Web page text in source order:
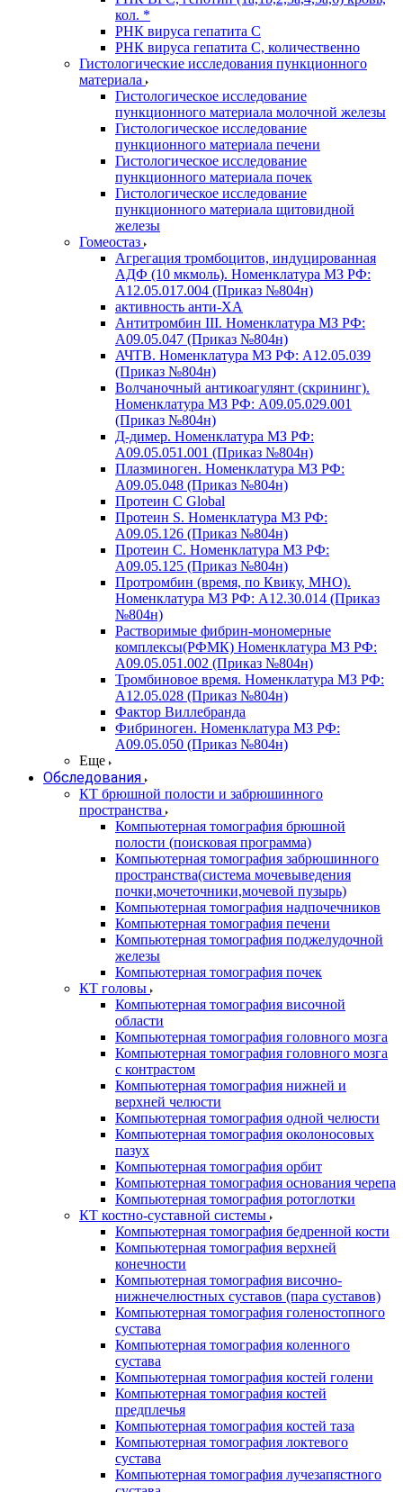
кол. *
РНК вируса гепатита C
РНК вируса гепатита C, количественно
Гистологические исследования пункционного
материала
Гистологическое исследование
пункционного материала молочной железы
Гистологическое исследование
пункционного материала печени
Гистологическое исследование
пункционного материала почек
Гистологическое исследование
пункционного материала щитовидной
железы
Гомеостаз
Агрегация тромбоцитов, индуцированная
АДФ (10 мкмоль). Номенклатура МЗ РФ:
A12.05.017.004 (Приказ №804н)
активность анти-ХА
Антитромбин III. Номенклатура МЗ РФ:
A09.05.047 (Приказ №804н)
АЧТВ. Номенклатура МЗ РФ: A12.05.039
(Приказ №804н)
Волчаночный антикоагулянт (скрининг).
Номенклатура МЗ РФ: A09.05.029.001
(Приказ №804н)
Д-димер. Номенклатура МЗ РФ:
A09.05.051.001 (Приказ №804н)
Плазминоген. Номенклатура МЗ РФ:
A09.05.048 (Приказ №804н)
Протеин C Global
Протеин S. Номенклатура МЗ РФ:
A09.05.126 (Приказ №804н)
Протеин С. Номенклатура МЗ РФ:
A09.05.125 (Приказ №804н)
Протромбин (время, по Квику, МНО).
Номенклатура МЗ РФ: A12.30.014 (Приказ
№804н)
Растворимые фибрин-мономерные
комплексы(РФМК) Номенклатура МЗ РФ:
A09.05.051.002 (Приказ №804н)
Тромбиновое время. Номенклатура МЗ РФ:
A12.05.028 (Приказ №804н)
Фактор Виллебранда
Фибриноген. Номенклатура МЗ РФ:
A09.05.050 (Приказ №804н)
Еще
Обследования
КТ брюшной полости и забрюшинного
пространства
Компьютерная томография брюшной
полости (поисковая программа)
Компьютерная томография забрюшинного
пространства(система мочевыведения
почки,мочеточники,мочевой пузырь)
Компьютерная томография надпочечников
Компьютерная томография печени
Компьютерная томография поджелудочной
железы
Компьютерная томография почек
КТ головы
Компьютерная томография височной
области
Компьютерная томография головного мозга
Компьютерная томография головного мозга
с контрастом
Компьютерная томография нижней и
верхней челюсти
Компьютерная томография одной челюсти
Компьютерная томография околоносовых
пазух
Компьютерная томография орбит
Компьютерная томография основания черепа
Компьютерная томография ротоглотки
КТ костно-суставной системы
Компьютерная томография бедренной кости
Компьютерная томография верхней
конечности
Компьютерная томография височно-
нижнечелюстных суставов (пара суставов)
Компьютерная томография голеностопного
сустава
Компьютерная томография коленного
сустава
Компьютерная томография костей голени
Компьютерная томография костей
предплечья
Компьютерная томография костей таза
Компьютерная томография локтевого
сустава
Компьютерная томография лучезапястного